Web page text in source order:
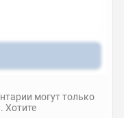
могут только
Хотите